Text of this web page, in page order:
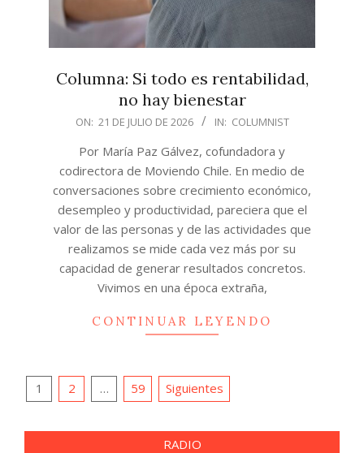
Columna: Si todo es rentabilidad,
no hay bienestar
2026-ON: 21 DE JULIO DE 2026 IN: COLUMNIST
Por María Paz Gálvez, cofundadora y
codirectora de Moviendo Chile. En medio de
conversaciones sobre crecimiento económico,
desempleo y productividad, pareciera que el
valor de las personas y de las actividades que
realizamos se mide cada vez más por su
capacidad de generar resultados concretos.
Vivimos en una época extraña,
CONTINUAR LEYENDO
Paginación
1 2 … 59 Siguientes
RADIO